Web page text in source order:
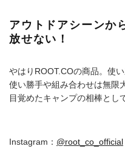
アウトドアシーンか
放せない！
やはりROOT.COの商品。使
使い勝手や組み合わせは無限
目覚めたキャンプの相棒とし
Instagram： @root_co_official